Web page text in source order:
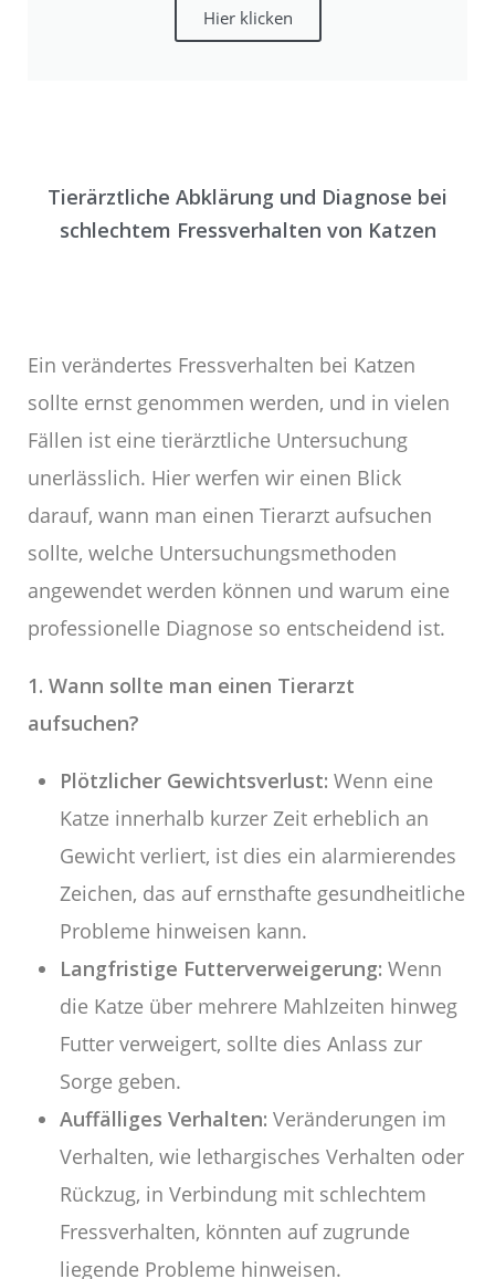
Hier klicken
Tierärztliche Abklärung und Diagnose bei
schlechtem Fressverhalten von Katzen
Ein verändertes Fressverhalten bei Katzen
sollte ernst genommen werden, und in vielen
Fällen ist eine tierärztliche Untersuchung
unerlässlich. Hier werfen wir einen Blick
darauf, wann man einen Tierarzt aufsuchen
sollte, welche Untersuchungsmethoden
angewendet werden können und warum eine
professionelle Diagnose so entscheidend ist.
1. Wann sollte man einen Tierarzt
aufsuchen?
Plötzlicher Gewichtsverlust: Wenn eine
Katze innerhalb kurzer Zeit erheblich an
Gewicht verliert, ist dies ein alarmierendes
Zeichen, das auf ernsthafte gesundheitliche
Probleme hinweisen kann.
Langfristige Futterverweigerung: Wenn
die Katze über mehrere Mahlzeiten hinweg
Futter verweigert, sollte dies Anlass zur
Sorge geben.
Auffälliges Verhalten: Veränderungen im
Verhalten, wie lethargisches Verhalten oder
Rückzug, in Verbindung mit schlechtem
Fressverhalten, könnten auf zugrunde
liegende Probleme hinweisen.